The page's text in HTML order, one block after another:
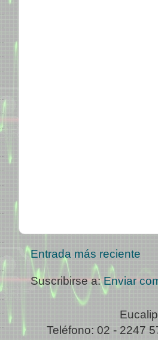
Entrada más reciente
Suscribirse a:Enviar
Teléfono: 02 - 2247